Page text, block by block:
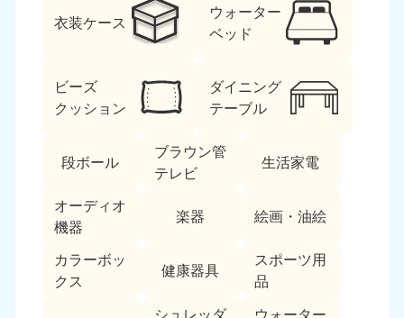
衣装ケース
ウォーター
ベッド
ビーズ
クッション
ダイニング
テーブル
段ボール
ブラウン管
テレビ
生活家電
オーディオ
機器
楽器 絵画・油絵
カラーボッ
クス
健康器具
スポーツ用
品
シュレッダ ウォーター